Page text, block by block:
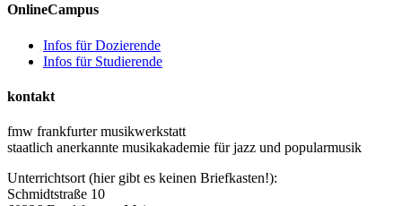
OnlineCampus
Infos für Dozierende
Infos für Studierende
kontakt
fmw frankfurter musikwerkstatt
staatlich anerkannte musikakademie für jazz und popularmusik
Unterrichtsort (hier gibt es keinen Briefkasten!):
Schmidtstraße 10